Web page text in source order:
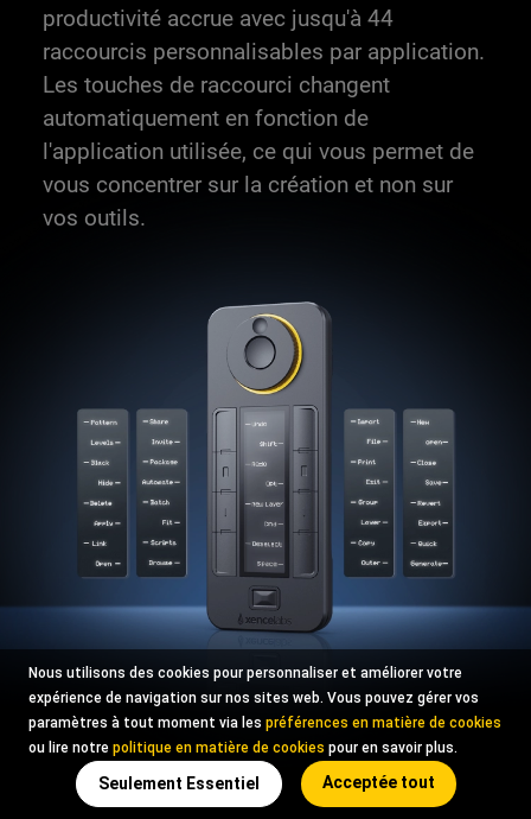
productivité accrue avec jusqu'à 44
raccourcis personnalisables par application.
Les touches de raccourci changent
automatiquement en fonction de
l'application utilisée, ce qui vous permet de
vous concentrer sur la création et non sur
vos outils.
Nous utilisons des cookies pour personnaliser et améliorer votre
expérience de navigation sur nos sites web. Vous pouvez gérer vos
paramètres à tout moment via les préférences en matière de cookies
ou lire notre politique en matière de cookies pour en savoir plus.
Seulement Essentiel Acceptée tout